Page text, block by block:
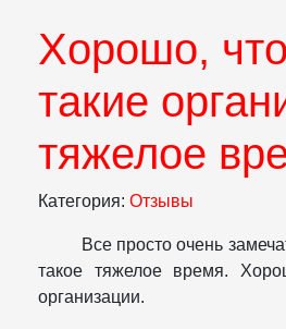
Хорошо,
такие
тяжелое
Категория: Отзывы
Все просто очень
такое тяжелое время.
организации.